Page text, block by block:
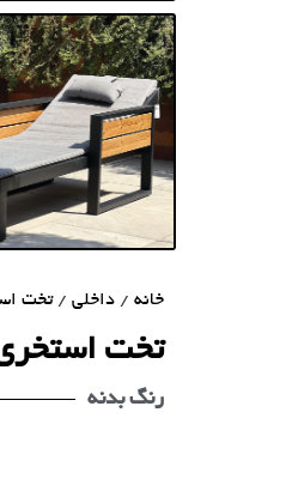
خانه / داخلی /تخت
تخت
رنگ بدنه